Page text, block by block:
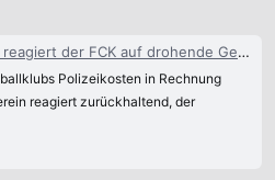
drohende Gebührenbescheide - 1. FC Kaiserslautern
Polizeikosten in Rechnung
reagiert zurückhaltend, der